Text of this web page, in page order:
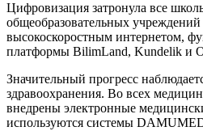
Цифровизация затронула все
общеобразовательных
высокоскоростным интернетом,
платформы BilimLand, Kundelik и
Значительный прогресс
здравоохранения. Во всех
внедрены электронные
используются системы